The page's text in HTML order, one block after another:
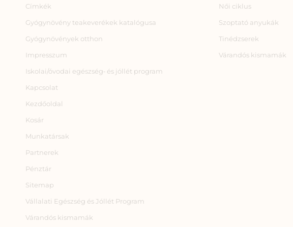
Címkék
Gyógynövény teakeverékek katalógusa
Gyógynövények otthon
Impresszum
Iskolai/óvodai egészség‑ és jóllét program
Kapcsolat
Kezdőoldal
Kosár
Munkatársak
Partnerek
Pénztár
Sitemap
Vállalati Egészség és Jóllét Program
Várandós kismamák
Női ciklus
Szoptató anyukák
Tinédzserek
Várandós kismamák